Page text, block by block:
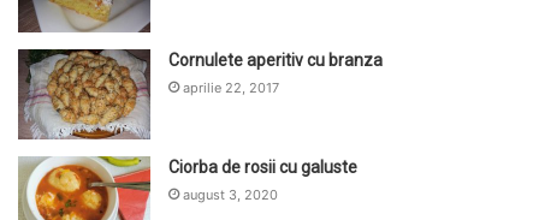
Cornulete aperitiv cu branza
aprilie 22, 2017
Ciorba de rosii cu galuste
august 3, 2020